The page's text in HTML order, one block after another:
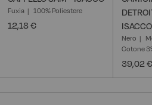
Fuxia 100% Poliestere
12,18 €
ISACCO
Nero
Cotone
39,02 €